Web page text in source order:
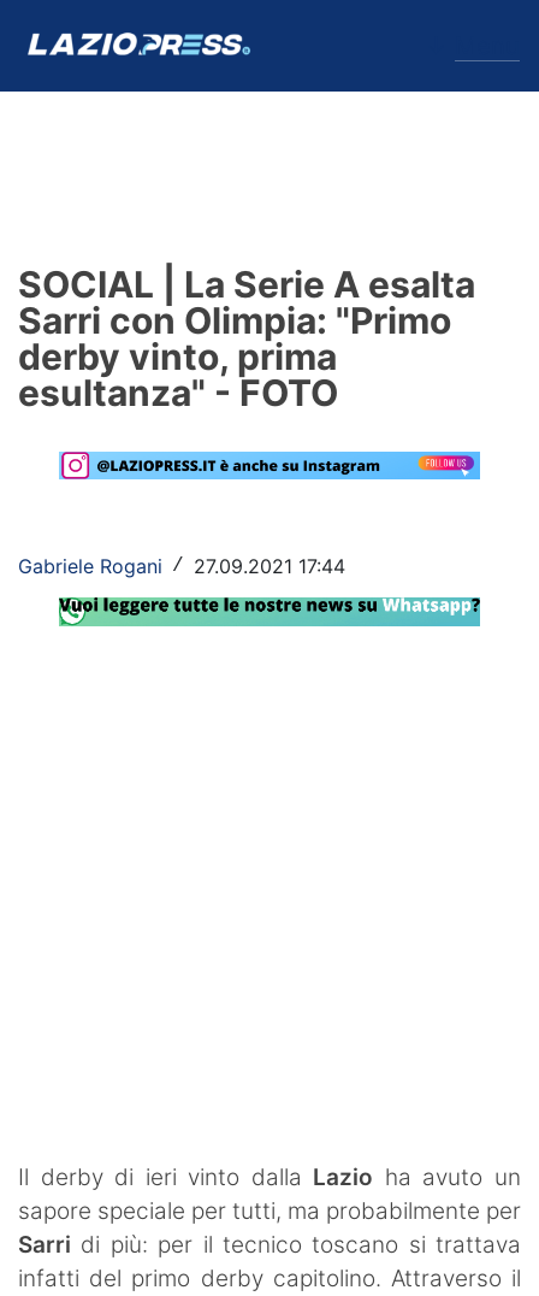
Formello
Infortuni
Primavera
Calciomercato
Rassegna Lazio
Social
SOCIAL | La Serie A esalta
Sarri con Olimpia: "Primo
derby vinto, prima
esultanza" - FOTO
Gabriele Rogani / 27.09.2021 17:44
Il derby di ieri vinto dalla Lazio ha avuto un
sapore speciale per tutti, ma probabilmente per
Sarri di più: per il tecnico toscano si trattava
infatti del primo derby capitolino. Attraverso il